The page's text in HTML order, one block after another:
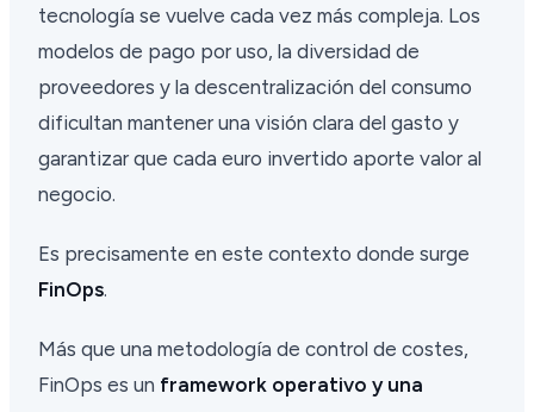
tecnología se vuelve cada vez más compleja. Los
modelos de pago por uso, la diversidad de
proveedores y la descentralización del consumo
dificultan mantener una visión clara del gasto y
garantizar que cada euro invertido aporte valor al
negocio.
Es precisamente en este contexto donde surge
FinOps.
Más que una metodología de control de costes,
FinOps es un framework operativo y una